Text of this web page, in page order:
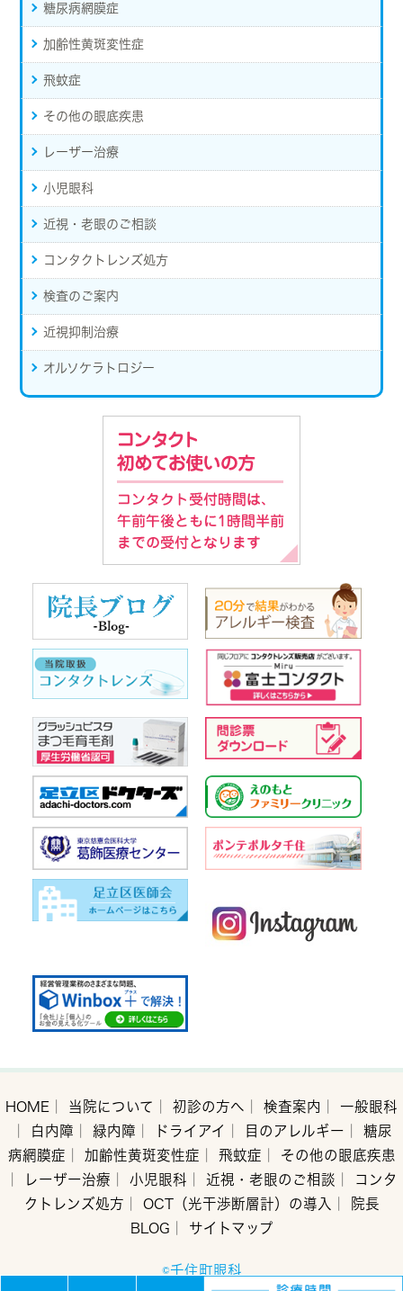
糖尿病網膜症
加齢性黄斑変性症
飛蚊症
その他の眼底疾患
レーザー治療
小児眼科
近視・老眼のご相談
コンタクトレンズ処方
検査のご案内
近視抑制治療
オルソケラトロジー
HOME 当院について 初診の方へ 検査案内
一般眼科
白内障 緑内障 ドライアイ 目のアレルギー
糖尿
病網膜症
加齢性黄斑変性症 飛蚊症
その他の眼底疾患
レーザー治療 小児眼科 近視・老眼のご相談
コンタ
クトレンズ処方
OCT（光干渉断層計）の導入
院長
BLOG
サイトマップ
©千住町眼科